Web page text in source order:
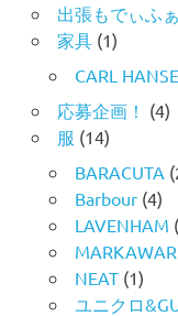
出張もでぃふ
家具(1)
CARL
応募企画！ (4)
服 (14)
BARACUTA
Barbour(4)
LAVENHAM
NEAT(1)
ユニクロ